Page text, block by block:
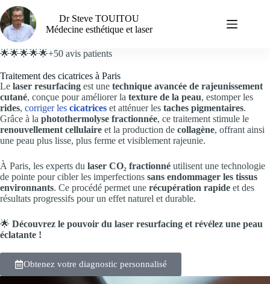
Dr Steve TOUITOU
Médecine esthétique et laser
🌟🌟🌟🌟🌟+50 avis patients
Traitement des cicatrices à Paris
Le laser resurfacing est une technique avancée de rajeunissement
cutané, conçue pour améliorer la texture de la peau, estomper les
rides, corriger les cicatrices et atténuer les taches pigmentaires.
Grâce à la photothermolyse fractionnée, ce traitement stimule le
renouvellement cellulaire et la production de collagène, offrant ainsi
une peau plus lisse, plus ferme et visiblement rajeunie.
À Paris, les experts du laser CO₂ fractionné utilisent une technologie
de pointe pour cibler les imperfections sans endommager les tissus
environnants. Ce procédé permet une récupération rapide et des
résultats progressifs pour un effet naturel et durable.
🌟 Découvrez le pouvoir du laser resurfacing et révélez une peau
éclatante !
Obtenez votre diagnostic personnalisé